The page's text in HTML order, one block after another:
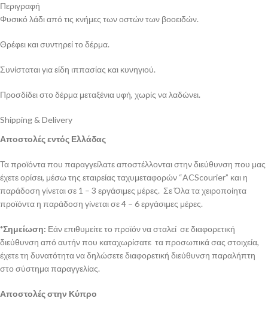
Περιγραφή
Φυσικό λάδι από τις κνήμες των οστών των βοοειδών.
Θρέφει και συντηρεί το δέρμα.
Συνίσταται για είδη ιππασίας και κυνηγιού.
Προσδίδει στο δέρμα μεταξένια υφή, χωρίς να λαδώνει.
Shipping & Delivery
Αποστολές εντός Ελλάδας
Τα προϊόντα που παραγγείλατε αποστέλλονται στην διεύθυνση που μας
έχετε ορίσει, μέσω της εταιρείας ταχυμεταφορών “ACScourier” και η
παράδοση γίνεται σε 1 – 3 εργάσιμες μέρες. Σε Όλα τα χειροποίητα
προϊόντα η παράδοση γίνεται σε 4 – 6 εργάσιμες μέρες.
*Σημείωση: Εάν επιθυμείτε το προϊόν να σταλεί σε διαφορετική
διεύθυνση από αυτήν που καταχωρίσατε τα προσωπικά σας στοιχεία,
έχετε τη δυνατότητα να δηλώσετε διαφορετική διεύθυνση παραλήπτη
στο σύστημα παραγγελίας.
Αποστολές στην Κύπρο